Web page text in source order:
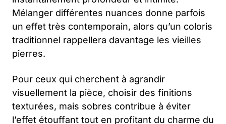
Mélanger différentes nuances donne parfois
un effet très contemporain, alors qu’un coloris
traditionnel rappellera davantage les vieilles
pierres.
Pour ceux qui cherchent à agrandir
visuellement la pièce, choisir des finitions
texturées, mais sobres contribue à éviter
l’effet étouffant tout en profitant du charme du